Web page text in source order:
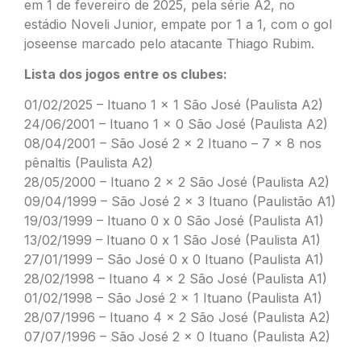
em 1 de fevereiro de 2025, pela série A2, no
estádio Noveli Junior, empate por 1 a 1, com o gol
joseense marcado pelo atacante Thiago Rubim.
Lista dos jogos entre os clubes:
01/02/2025 – Ituano 1 x 1 São José (Paulista A2)
24/06/2001 – Ituano 1 x 0 São José (Paulista A2)
08/04/2001 – São José 2 x 2 Ituano – 7 x 8 nos
pênaltis (Paulista A2)
28/05/2000 – Ituano 2 x 2 São José (Paulista A2)
09/04/1999 – São José 2 x 3 Ituano (Paulistão A1)
19/03/1999 – Ituano 0 x 0 São José (Paulista A1)
13/02/1999 – Ituano 0 x 1 São José (Paulista A1)
27/01/1999 – São José 0 x 0 Ituano (Paulista A1)
28/02/1998 – Ituano 4 x 2 São José (Paulista A1)
01/02/1998 – São José 2 x 1 Ituano (Paulista A1)
28/07/1996 – Ituano 4 x 2 São José (Paulista A2)
07/07/1996 – São José 2 x 0 Ituano (Paulista A2)